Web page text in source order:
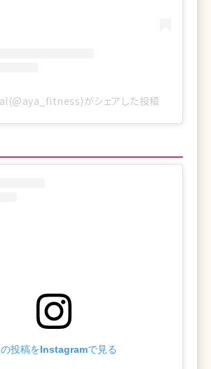
がシェアした投稿
の投稿をInstagramで見る